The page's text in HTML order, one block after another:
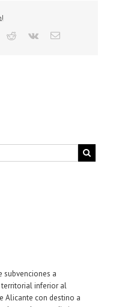
subvenciones a
inferior al
Alicante con destino a